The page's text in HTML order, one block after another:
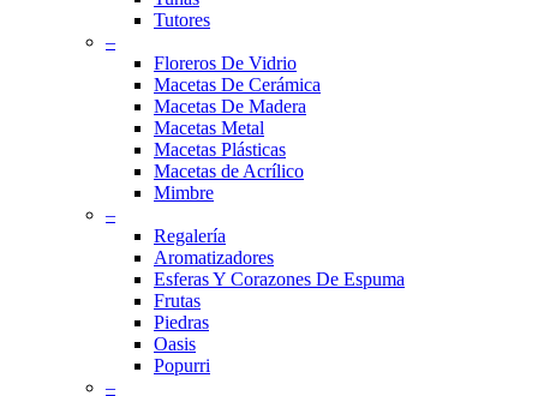
Tutores
–
Floreros De Vidrio
Macetas De Cerámica
Macetas De Madera
Macetas Metal
Macetas Plásticas
Macetas de Acrílico
Mimbre
–
Regalería
Aromatizadores
Esferas Y Corazones De Espuma
Frutas
Piedras
Oasis
Popurri
–